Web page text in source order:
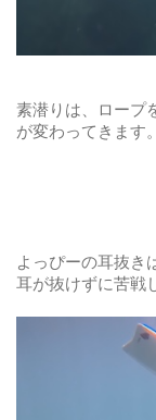
素潜りは、ロープ
が変わってきます。
よっぴーの耳抜き
耳が抜けずに苦戦